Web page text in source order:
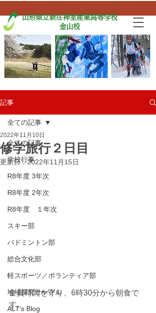
山形県立新庄神室産業高等学校
金山校
記事
全ての記事
学校行事
R8年度 3年次
R8年度 2年次
R8年度 １年次
スキー部
バドミントン部
総合文化部
軽スポーツ／ボランティア部
地域探究サークル
ALT's Blog
全ての記事
修学旅行２日目
2022年11月10日
更新日：2022年11月15日
全員時間を守り、6時30分から朝食で
す。